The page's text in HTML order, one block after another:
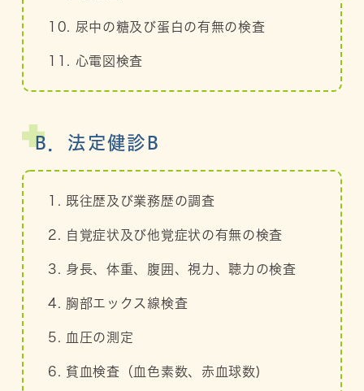
10. 尿中の糖及び蛋白の有無の検査
11. 心電図検査
B．法定健診B
1. 既往歴及び業務歴の調査
2. 自覚症状及び他覚症状の有無の検査
3. 身長、体重、腹囲、視力、聴力の検査
4. 胸部エックス線検査
5. 血圧の測定
6. 貧血検査（血色素数、赤血球数)